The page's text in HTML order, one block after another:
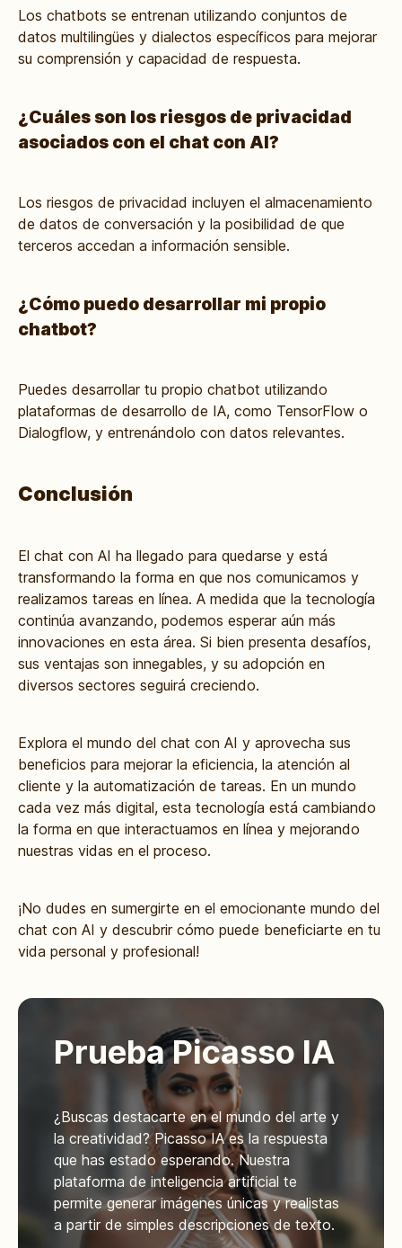
Los chatbots se entrenan utilizando conjuntos de
datos multilingües y dialectos específicos para mejorar
su comprensión y capacidad de respuesta.
¿Cuáles son los riesgos de privacidad
asociados con el chat con AI?
Los riesgos de privacidad incluyen el almacenamiento
de datos de conversación y la posibilidad de que
terceros accedan a información sensible.
¿Cómo puedo desarrollar mi propio
chatbot?
Puedes desarrollar tu propio chatbot utilizando
plataformas de desarrollo de IA, como TensorFlow o
Dialogflow, y entrenándolo con datos relevantes.
Conclusión
El chat con AI ha llegado para quedarse y está
transformando la forma en que nos comunicamos y
realizamos tareas en línea. A medida que la tecnología
continúa avanzando, podemos esperar aún más
innovaciones en esta área. Si bien presenta desafíos,
sus ventajas son innegables, y su adopción en
diversos sectores seguirá creciendo.
Explora el mundo del chat con AI y aprovecha sus
beneficios para mejorar la eficiencia, la atención al
cliente y la automatización de tareas. En un mundo
cada vez más digital, esta tecnología está cambiando
la forma en que interactuamos en línea y mejorando
nuestras vidas en el proceso.
¡No dudes en sumergirte en el emocionante mundo del
chat con AI y descubrir cómo puede beneficiarte en tu
vida personal y profesional!
Prueba Picasso IA
¿Buscas destacarte en el mundo del arte y
la creatividad? Picasso IA es la respuesta
que has estado esperando. Nuestra
plataforma de inteligencia artificial te
permite generar imágenes únicas y realistas
a partir de simples descripciones de texto.